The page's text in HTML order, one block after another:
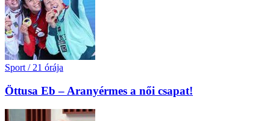
Sport / 21 órája
Öttusa Eb – Aranyérmes a női csapat!